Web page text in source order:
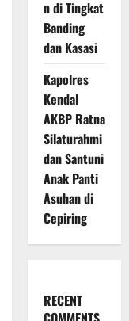
n di Tingkat
Banding
dan Kasasi
Kapolres
Kendal
AKBP Ratna
Silaturahmi
dan Santuni
Anak Panti
Asuhan di
Cepiring
RECENT